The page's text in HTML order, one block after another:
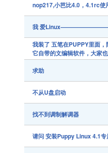
nop217,小芭比4.0，4.1rc使
我 爱
我装了 五笔在PUPPY里面
它自带的文编辑软件，大家
求助
不从U盘启动
找不到调制解调器
请问 安装Puppy Linux 4.1